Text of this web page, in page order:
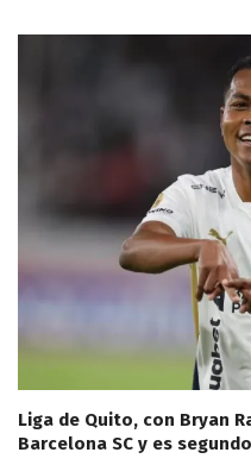
Liga de Quito, con Bryan
Barcelona SC y es